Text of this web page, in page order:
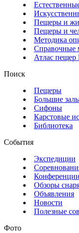
Пещеры и
Пещеры и
Методика
Справочные
Атлас пещер
Поиск
Пещеры
Большие
Сифоны
Карстовые
Библиотека
События
Экспедиции
Конференции
Обзоры
Объявления
Новости
Полезные
Фото